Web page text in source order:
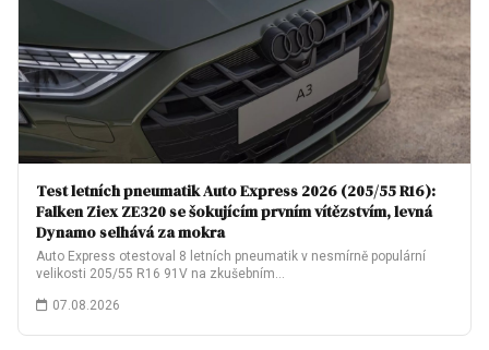
Test letních pneumatik Auto Express 2026 (205/55 R16):
Falken Ziex ZE320 se šokujícím prvním vítězstvím, levná
Dynamo selhává za mokra
Auto Express otestoval 8 letních pneumatik v nesmírně populární
velikosti 205/55 R16 91V na zkušebním…
07.08.2026